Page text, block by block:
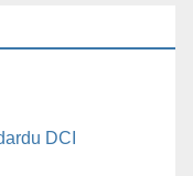
DCI